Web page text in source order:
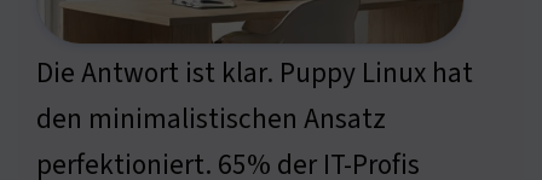
Die Antwort ist klar. Puppy Linux hat
den minimalistischen Ansatz
perfektioniert. 65% der IT-Profis